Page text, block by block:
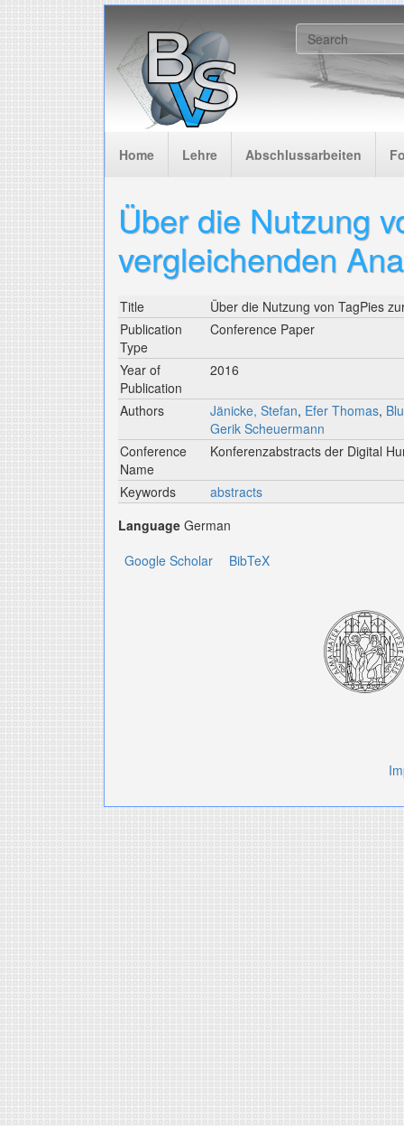
Search
Home Lehre Abschlussarbeiten
Über die Nutzung
vergleichenden
Title
Über die Nutzung von TagPies
Publication
Type
Conference Paper
Year of
Publication
2016
Authors Jänicke, Stefan, Efer Thomas,
Gerik Scheuermann
Conference
Name
Konferenzabstracts der Digital
Keywords
abstracts
Language German
Google Scholar
BibTeX